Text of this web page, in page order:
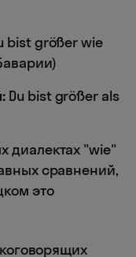
bist größer wie
Du bist größer als
диалектах "wie"
сравнений,
это